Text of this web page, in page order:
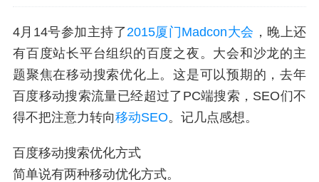
4月14号参加主持了2015厦门Madcon大会 ，晚上还
有百度站长平台组织的百度之夜。大会和沙龙的主
题聚焦在移动搜索优化上。这是可以预期的，去年
百度移动搜索流量已经超过了PC端搜索，SEO们不
得不把注意力转向移动SEO。记几点感想。
百度移动搜索优化方式
简单说有两种移动优化方式。